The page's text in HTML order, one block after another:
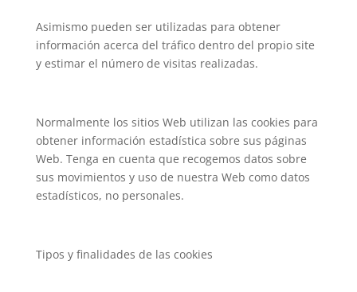
Asimismo pueden ser utilizadas para obtener
información acerca del tráfico dentro del propio site
y estimar el número de visitas realizadas.
Normalmente los sitios Web utilizan las cookies para
obtener información estadística sobre sus páginas
Web. Tenga en cuenta que recogemos datos sobre
sus movimientos y uso de nuestra Web como datos
estadísticos, no personales.
Tipos y finalidades de las cookies